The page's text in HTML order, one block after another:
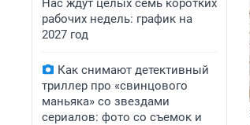
Нас ждут целых семь коротких
рабочих недель: график на
2027 год
Как снимают детективный
триллер про «свинцового
маньяка» со звездами
сериалов: фото со съемок и